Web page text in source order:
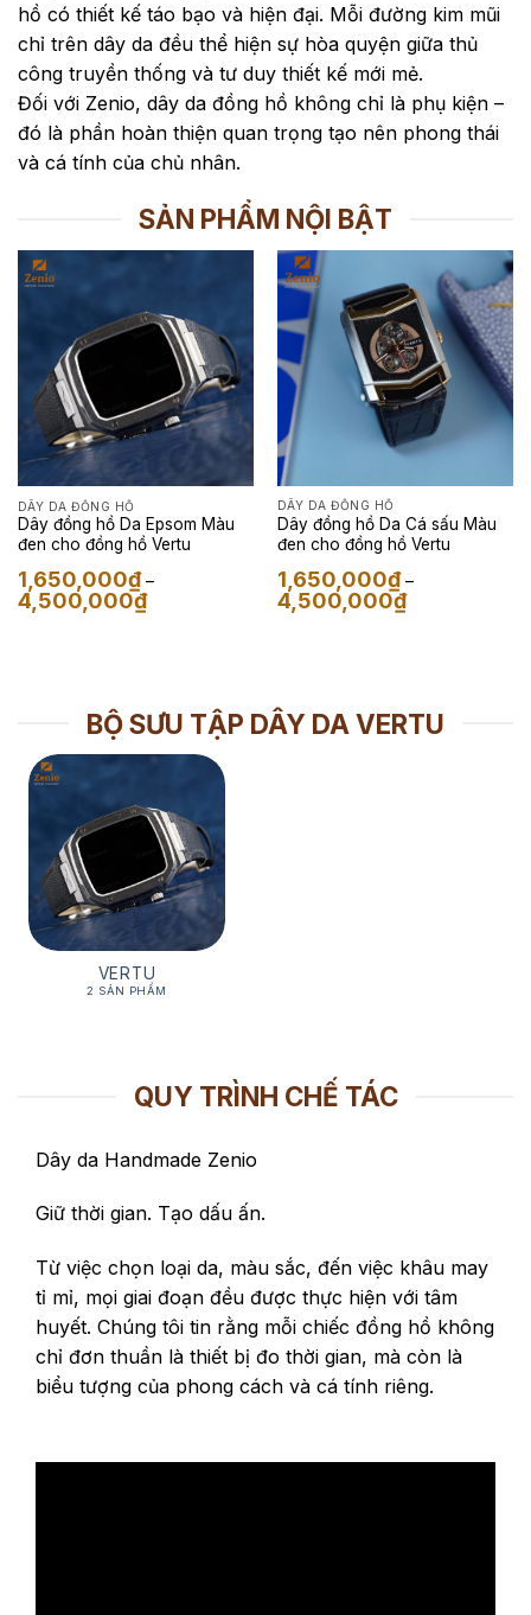
hồ có thiết kế táo bạo và hiện đại. Mỗi đường kim mũi
chỉ trên dây da đều thể hiện sự hòa quyện giữa thủ
công truyền thống và tư duy thiết kế mới mẻ.
Đối với Zenio, dây da đồng hồ không chỉ là phụ kiện –
đó là phần hoàn thiện quan trọng tạo nên phong thái
và cá tính của chủ nhân.
SẢN PHẨM NỘI BẬT
DÂY DA ĐỒNG HỒ
Dây đồng hồ Da Epsom Màu
đen cho đồng hồ Vertu
1,650,000₫ –
4,500,000₫Khoảng
giá:
DÂY DA ĐỒNG HỒ
Dây đồng hồ Da Cá sấu Màu
đen cho đồng hồ Vertu
1,650,000₫ –
4,500,000₫Khoảng
giá:
BỘ SƯU TẬP DÂY DA VERTU
VERTU
2 SẢN PHẨM
QUY TRÌNH CHẾ TÁC
Dây da Handmade Zenio
Giữ thời gian. Tạo dấu ấn.
Từ việc chọn loại da, màu sắc, đến việc khâu may
tỉ mỉ, mọi giai đoạn đều được thực hiện với tâm
huyết. Chúng tôi tin rằng mỗi chiếc đồng hồ không
chỉ đơn thuần là thiết bị đo thời gian, mà còn là
biểu tượng của phong cách và cá tính riêng.